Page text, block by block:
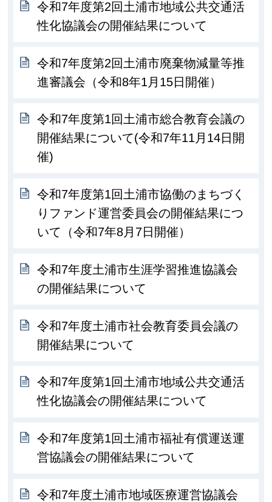
令和7年度第2回土浦市地域公共交通活
性化協議会の開催結果について
令和7年度第2回土浦市廃棄物減量等推
進審議会（令和8年1月15日開催）
令和7年度第1回土浦市総合教育会議の
開催結果について(令和7年11月14日開
催)
令和7年度第1回土浦市協働のまちづく
りファンド運営委員会の開催結果につ
いて（令和7年8月7日開催）
令和7年度土浦市生涯学習推進協議会
の開催結果について
令和7年度土浦市社会教育委員会議の
開催結果について
令和7年度第1回土浦市地域公共交通活
性化協議会の開催結果について
令和7年度第1回土浦市福祉有償運送運
営協議会の開催結果について
令和7年度土浦市地域医療運営協議会